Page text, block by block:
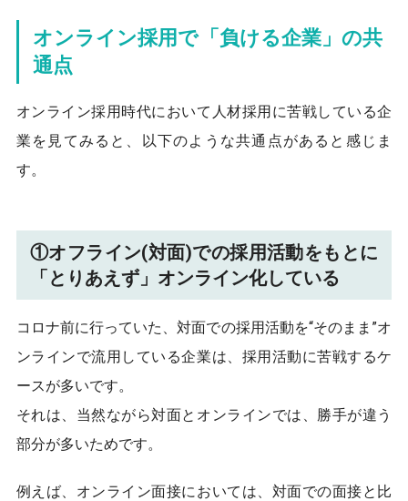
オンライン採用で「負ける企業」の共
通点
オンライン採用時代において人材採用に苦戦している企
業を見てみると、以下のような共通点があると感じま
す。
①オフライン(対面)での採用活動をもとに
「とりあえず」オンライン化している
コロナ前に行っていた、対面での採用活動を“そのまま”オ
ンラインで流用している企業は、採用活動に苦戦するケ
ースが多いです。
それは、当然ながら対面とオンラインでは、勝手が違う
部分が多いためです。
例えば、オンライン面接においては、対面での面接と比